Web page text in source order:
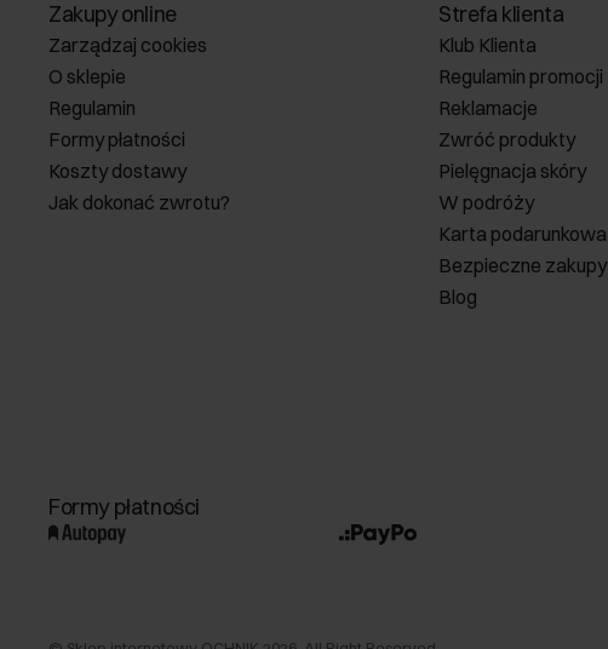
Zakupy online
Zarządzaj cookies
O sklepie
Regulamin
Formy płatności
Koszty dostawy
Jak dokonać zwrotu?
Strefa klienta
Klub Klienta
Regulamin promocji
Reklamacje
Zwróć produkty
Pielęgnacja skóry
W podróży
Karta podarunkowa
Bezpieczne zakupy
Blog
Formy płatności